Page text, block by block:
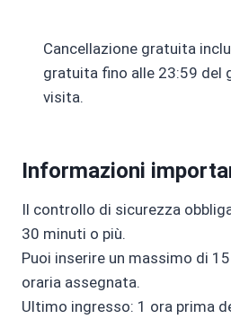
Cancellazione gratuita
gratuita fino alle 23:59 del
visita.
Informazioni
Il controllo di sicurezza
30 minuti o più.
Puoi inserire un massimo di
oraria assegnata.
Ultimo ingresso: 1 ora prima